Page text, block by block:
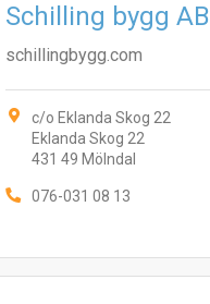
Schilling bygg AB
schillingbygg.com
c/o Eklanda Skog 22
Eklanda Skog 22
431 49 Mölndal
076-031 08 13